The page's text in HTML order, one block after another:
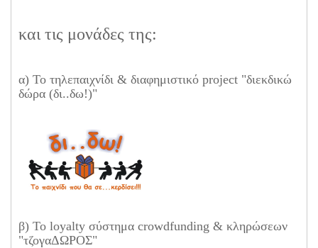
και τις μονάδες της:
α) Το τηλεπαιχνίδι & διαφημιστικό project "διεκδικώ
δώρα (δι..δω!)"
β) Το loyalty σύστημα crowdfunding & κληρώσεων
"τζογαΔΩΡΟΣ"